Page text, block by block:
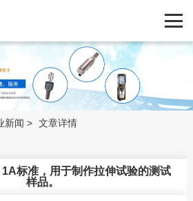
品牌中心
技术支持
ZF116.COM
新闻 > 文章详情
标准，用于制作拉伸试验的测试
样品。